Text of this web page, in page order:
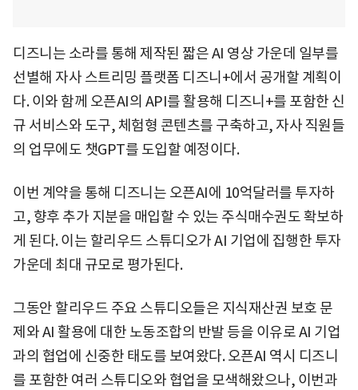
디즈니는 소라를 통해 제작된 짧은 AI 영상 가운데 일부를
선별해 자사 스트리밍 플랫폼 디즈니+에서 공개할 계획이
다. 이와 함께 오픈AI의 API를 활용해 디즈니+를 포함한 신
규 서비스와 도구, 체험형 콘텐츠를 구축하고, 자사 직원들
의 업무에도 챗GPT를 도입할 예정이다.
이번 계약을 통해 디즈니는 오픈AI에 10억달러를 투자하
고, 향후 추가 지분을 매입할 수 있는 주식매수권도 확보하
게 된다. 이는 할리우드 스튜디오가 AI 기업에 집행한 투자
가운데 최대 규모로 평가된다.
그동안 할리우드 주요 스튜디오들은 지식재산권 보호 문
제와 AI 활용에 대한 노동조합의 반발 등을 이유로 AI 기업
과의 협업에 신중한 태도를 보여왔다. 오픈AI 역시 디즈니
를 포함한 여러 스튜디오와 협업을 모색해왔으나, 이번과